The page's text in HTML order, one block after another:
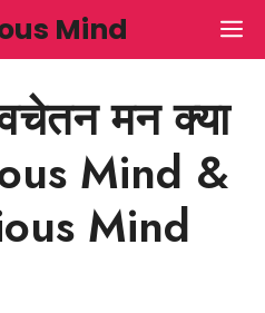
Mind
मन क्या
Mind &
Mind